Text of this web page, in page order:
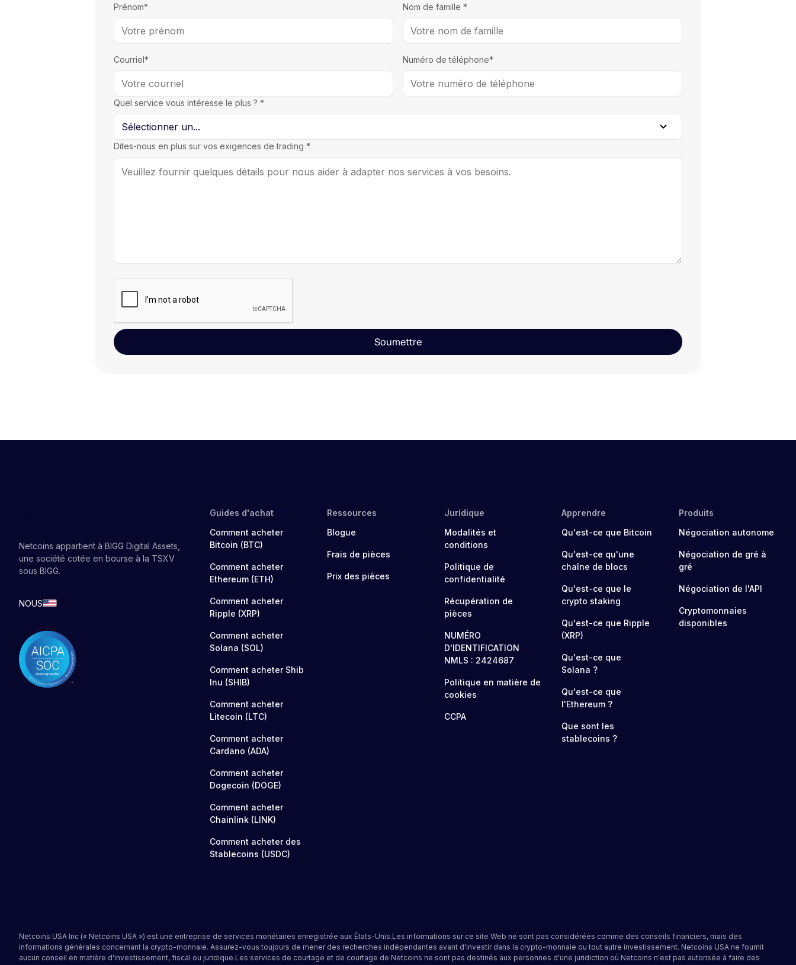
Prénom* Nom de famille *
Courriel* Numéro de téléphone*
Quel service vous intéresse le plus ? *
Dites-nous en plus sur vos exigences de trading *
Netcoins appartient à BIGG Digital Assets,
une société cotée en bourse à la TSXV
sous BIGG.
NOUS
Guides d'achat
Comment acheter
Bitcoin (BTC)
Comment acheter
Ethereum (ETH)
Comment acheter
Ripple (XRP)
Comment acheter
Solana (SOL)
Comment acheter Shib
Inu (SHIB)
Comment acheter
Litecoin (LTC)
Comment acheter
Cardano (ADA)
Comment acheter
Dogecoin (DOGE)
Comment acheter
Chainlink (LINK)
Comment acheter des
Stablecoins (USDC)
Ressources
Blogue
Frais de pièces
Prix des pièces
Juridique
Modalités et
conditions
Politique de
confidentialité
Récupération de
pièces
NUMÉRO
D'IDENTIFICATION
NMLS : 2424687
Politique en matière de
cookies
CCPA
Apprendre
Qu'est-ce que Bitcoin
Qu'est-ce qu'une
chaîne de blocs
Qu'est-ce que le
crypto staking
Qu'est-ce que Ripple
(XRP)
Qu'est-ce que
Solana ?
Qu'est-ce que
l'Ethereum ?
Que sont les
stablecoins ?
Produits
Négociation autonome
Négociation de gré à
gré
Négociation de l'API
Cryptomonnaies
disponibles
Netcoins USA Inc (« Netcoins USA ») est une entreprise de services monétaires enregistrée aux États-Unis.Les informations sur ce site Web ne sont pas considérées comme des conseils financiers, mais des
informations générales concernant la crypto-monnaie. Assurez-vous toujours de mener des recherches indépendantes avant d'investir dans la crypto-monnaie ou tout autre investissement. Netcoins USA ne fournit
aucun conseil en matière d'investissement, fiscal ou juridique.Les services de courtage et de courtage de Netcoins ne sont pas destinés aux personnes d'une juridiction où Netcoins n'est pas autorisée à faire des